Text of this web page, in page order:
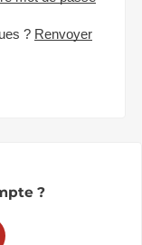
? Renvoyer
?